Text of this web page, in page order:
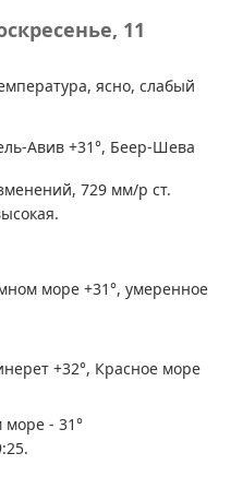
11
ясно, слабый
Авив +31°, Беер-Шева
729 мм/р ст.
море +31°, умеренное
+32°, Красное море
- 31°